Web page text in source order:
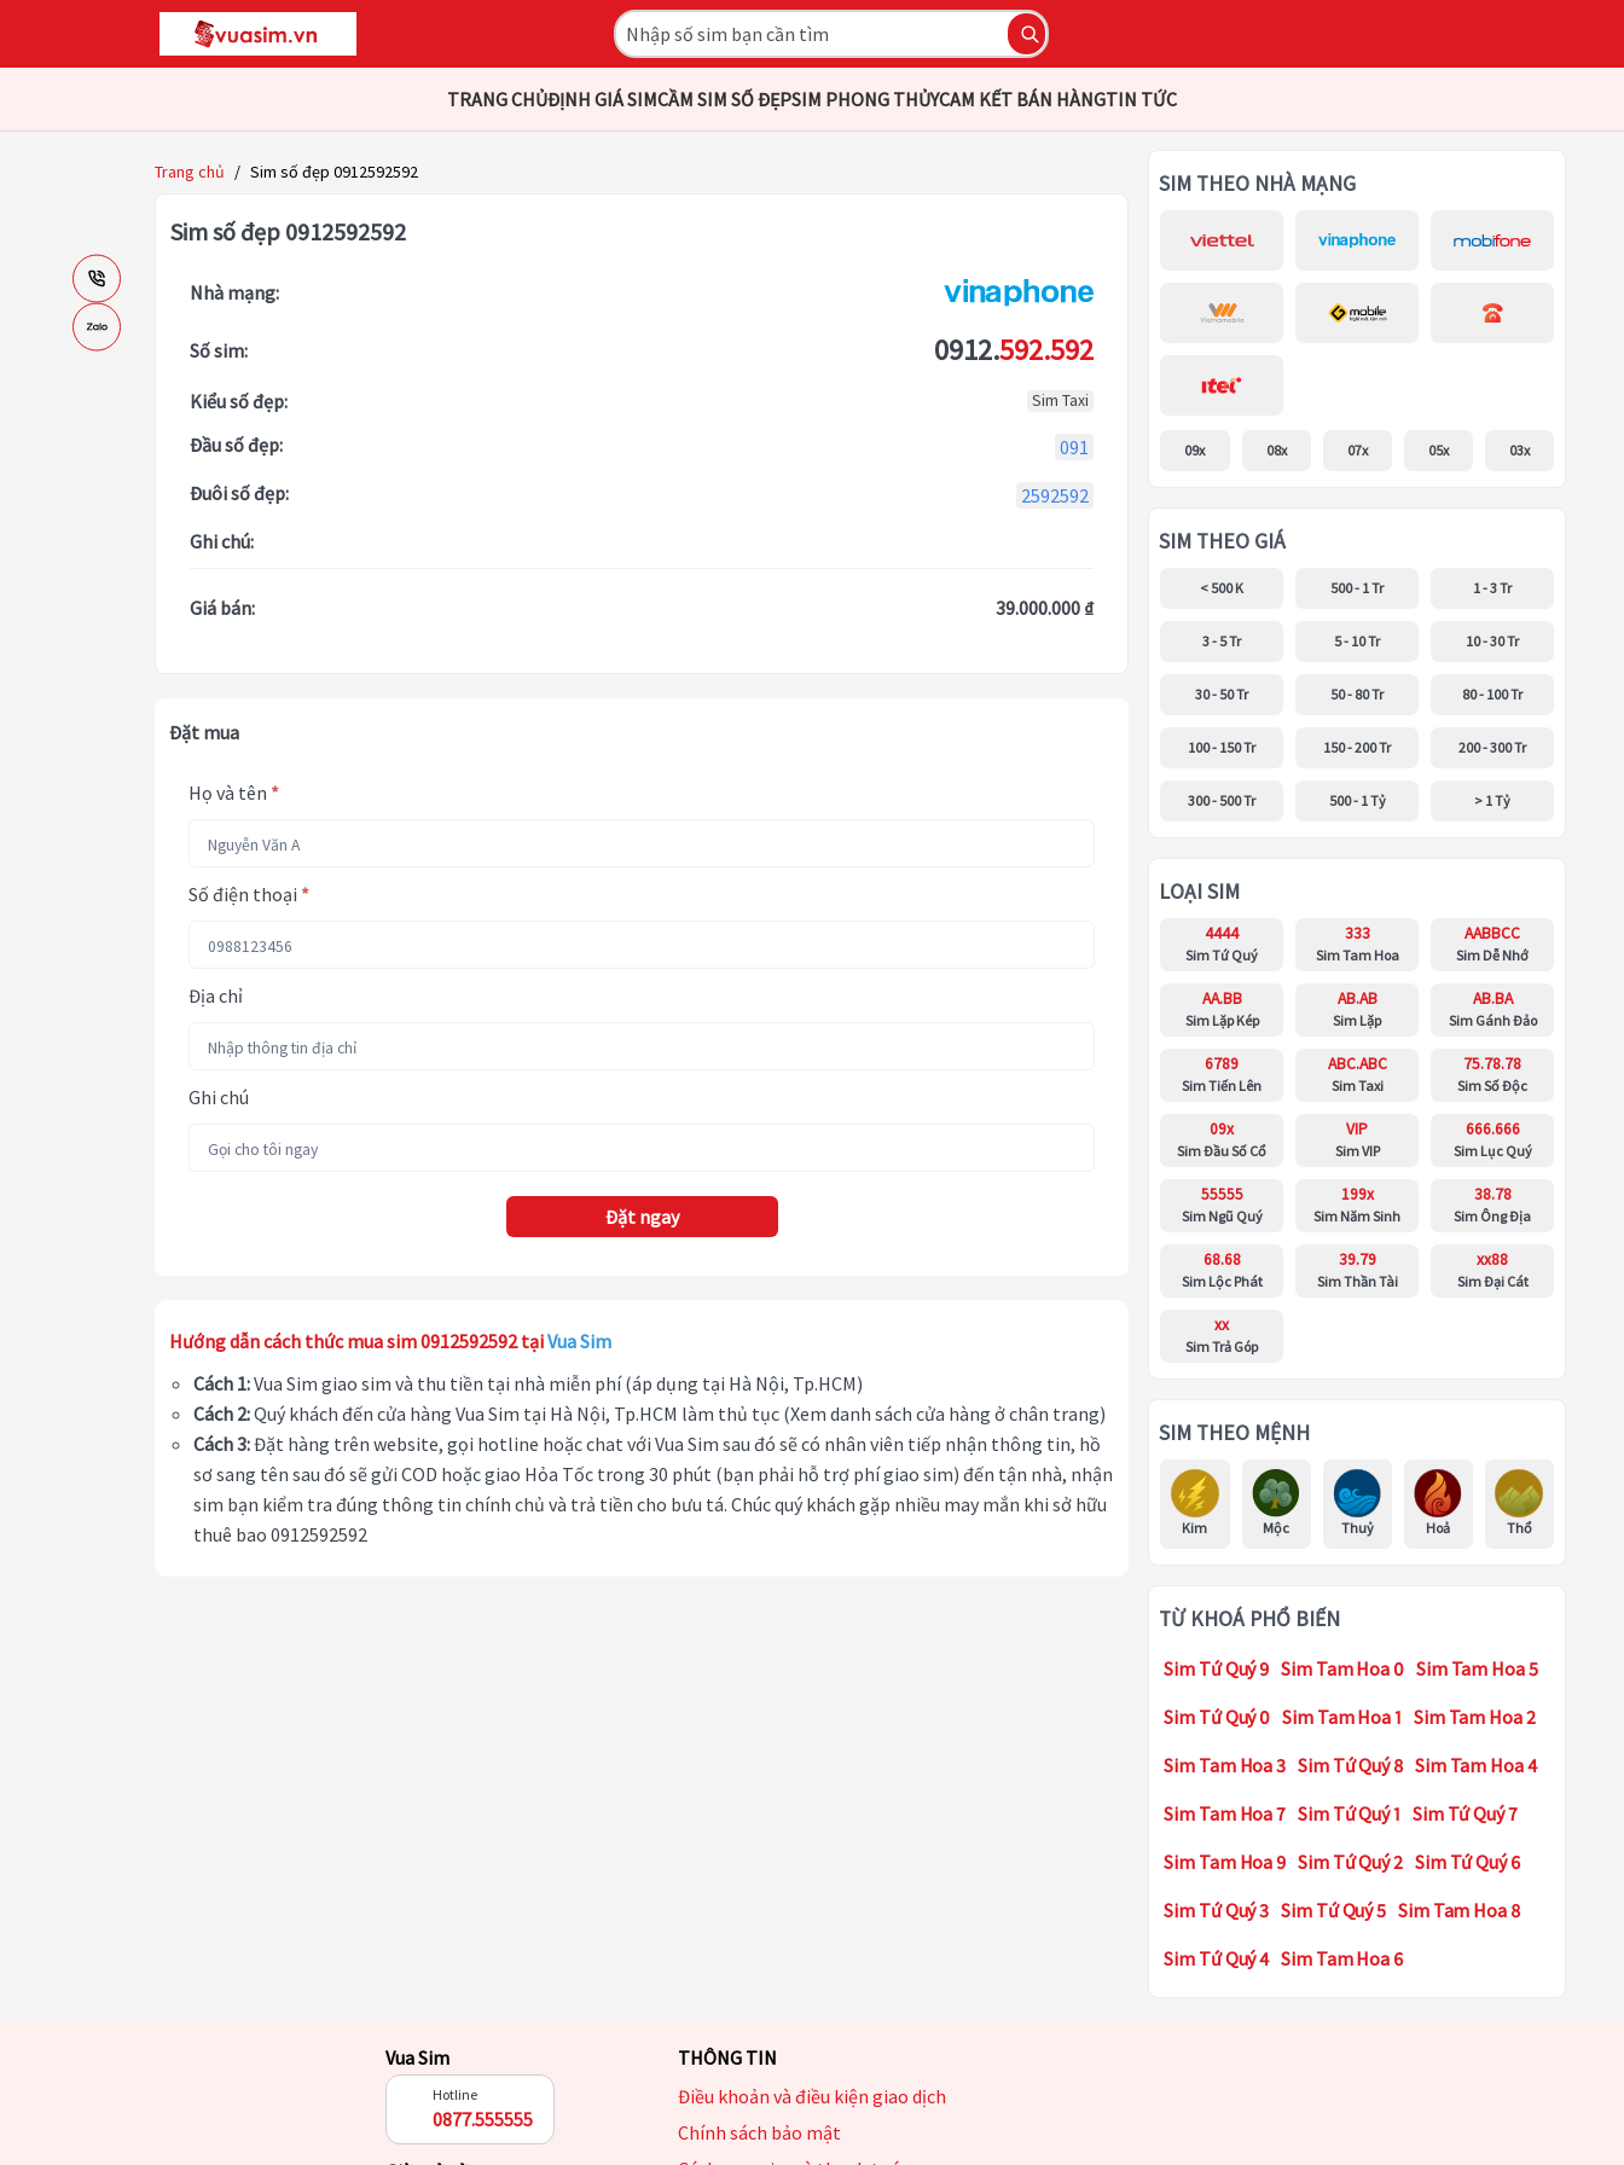
TRANG CHỦĐỊNH GIÁ SIMCẦM SIM SỐ ĐẸPSIM PHONG THỦYCAM KẾT BÁN HÀNGTIN TỨC
Trang chủ / Sim số đẹp 0912592592
Sim số đẹp 0912592592
Nhà mạng:
Số sim: 0912.592.592
Kiểu số đẹp: Sim Taxi
Đầu số đẹp:
091
Đuôi số đẹp:
2592592
Ghi chú:
Giá bán: 39.000.000 ₫
Đặt mua
Họ và tên *
Số điện thoại *
Địa chỉ
Ghi chú
Đặt ngay
Hướng dẫn cách thức mua sim 0912592592 tạiVua Sim
Cách 1:Vua Sim giao sim và thu tiền tại nhà miễn phí (áp dụng tại Hà Nội, Tp.HCM)
Cách 2:Quý khách đến cửa hàng Vua Sim tại Hà Nội, Tp.HCM làm thủ tục (Xem danh sách cửa hàng ở chân trang)
Cách 3:Đặt hàng trên website, gọi hotline hoặc chat với Vua Sim sau đó sẽ có nhân viên tiếp nhận thông tin, hồ
sơ sang tên sau đó sẽ gửi COD hoặc giao Hỏa Tốc trong 30 phút (bạn phải hỗ trợ phí giao sim) đến tận nhà, nhận
sim bạn kiểm tra đúng thông tin chính chủ và trả tiền cho bưu tá. Chúc quý khách gặp nhiều may mắn khi sở hữu
thuê bao 0912592592
SIM THEO NHÀ MẠNG
09x 08x 07x 05x 03x
SIM THEO GIÁ
< 500 K 500 - 1 Tr 1 - 3 Tr
3 - 5 Tr 5 - 10 Tr 10 - 30 Tr
30 - 50 Tr 50 - 80 Tr 80 - 100 Tr
100 - 150 Tr 150 - 200 Tr 200 - 300 Tr
300 - 500 Tr 500 - 1 Tỷ > 1 Tỷ
LOẠI SIM
4444
Sim Tứ Quý
333
Sim Tam Hoa
AABBCC
Sim Dễ Nhớ
AA.BB
Sim Lặp Kép
AB.AB
Sim Lặp
AB.BA
Sim Gánh Đảo
6789
Sim Tiến Lên
ABC.ABC
Sim Taxi
75.78.78
Sim Số Độc
09x
Sim Đầu Số Cổ
VIP
Sim VIP
666.666
Sim Lục Quý
55555
Sim Ngũ Quý
199x
Sim Năm Sinh
38.78
Sim Ông Địa
68.68
Sim Lộc Phát
39.79
Sim Thần Tài
xx88
Sim Đại Cát
xx
Sim Trả Góp
SIM THEO MỆNH
Kim Mộc Thuỷ Hoả Thổ
TỪ KHOÁ PHỔ BIẾN
Sim Tứ Quý 9 Sim Tam Hoa 0 Sim Tam Hoa 5
Sim Tứ Quý 0 Sim Tam Hoa 1 Sim Tam Hoa 2
Sim Tam Hoa 3 Sim Tứ Quý 8 Sim Tam Hoa 4
Sim Tam Hoa 7 Sim Tứ Quý 1 Sim Tứ Quý 7
Sim Tam Hoa 9 Sim Tứ Quý 2 Sim Tứ Quý 6
Sim Tứ Quý 3 Sim Tứ Quý 5 Sim Tam Hoa 8
Sim Tứ Quý 4 Sim Tam Hoa 6
Vua Sim
Hotline
0877.555555
THÔNG TIN
Điều khoản và điều kiện giao dịch
Chính sách bảo mật